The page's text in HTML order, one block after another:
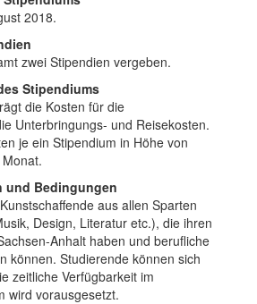
2018.
zwei Stipendien vergeben.
Stipendiums
die Kosten für die
Unterbringungs- und Reisekosten.
je ein Stipendium in Höhe von
und Bedingungen
aus allen Sparten
Design, Literatur etc.), die ihren
Anhalt haben und berufliche
können. Studierende können sich
zeitliche Verfügbarkeit im
wird vorausgesetzt.